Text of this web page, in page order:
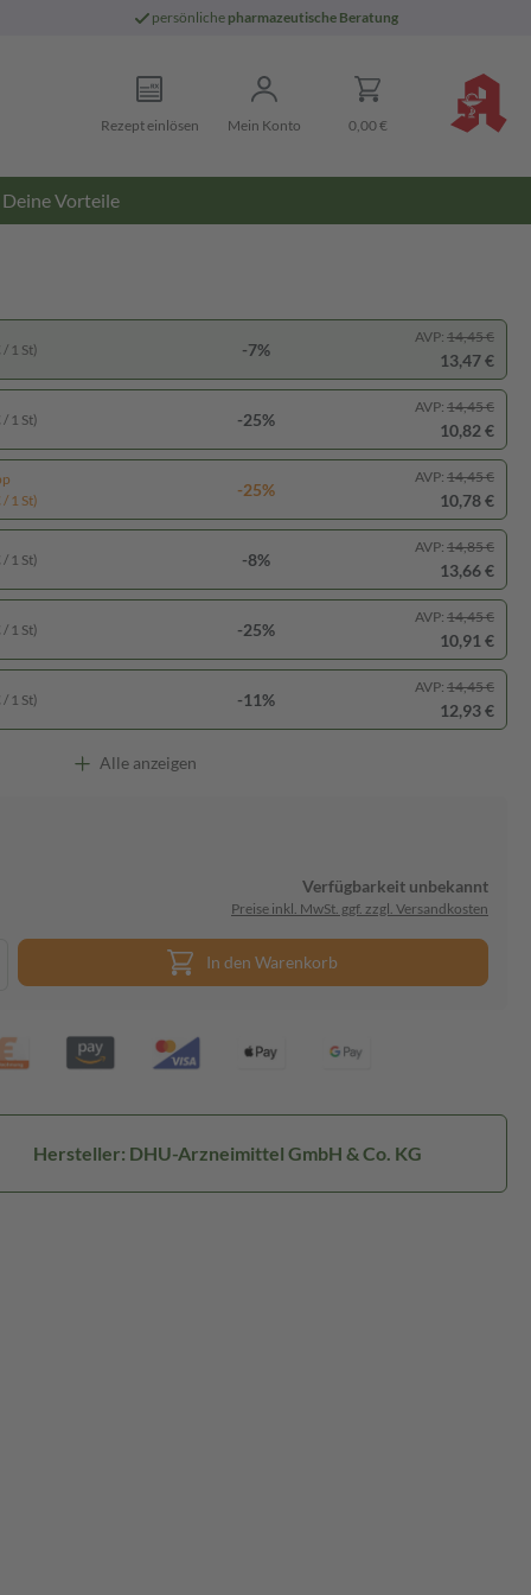
persönliche pharmazeutische Beratung
Rezept einlösen Mein Konto 0,00 €
Deine Vorteile
1 St) -25%
AVP: 14,45 €
10,82 €
1 St) -7%
AVP: 14,45 €
13,47 €
1 St)
-25%
AVP: 14,45 €
10,78 €
1 St) -8%
AVP: 14,85 €
13,66 €
1 St) -25%
AVP: 14,45 €
10,91 €
1 St) -11%
AVP: 14,45 €
12,93 €
Alle anzeigen
Verfügbarkeit unbekannt
Preise inkl. MwSt. ggf. zzgl. Versandkosten
In den Warenkorb
Hersteller: DHU-Arzneimittel GmbH & Co. KG